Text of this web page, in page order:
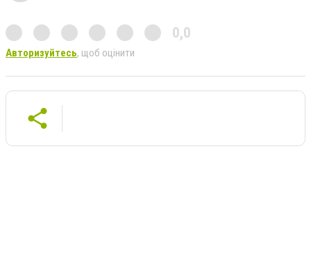
0,0
Авторизуйтесь, щоб оцінити